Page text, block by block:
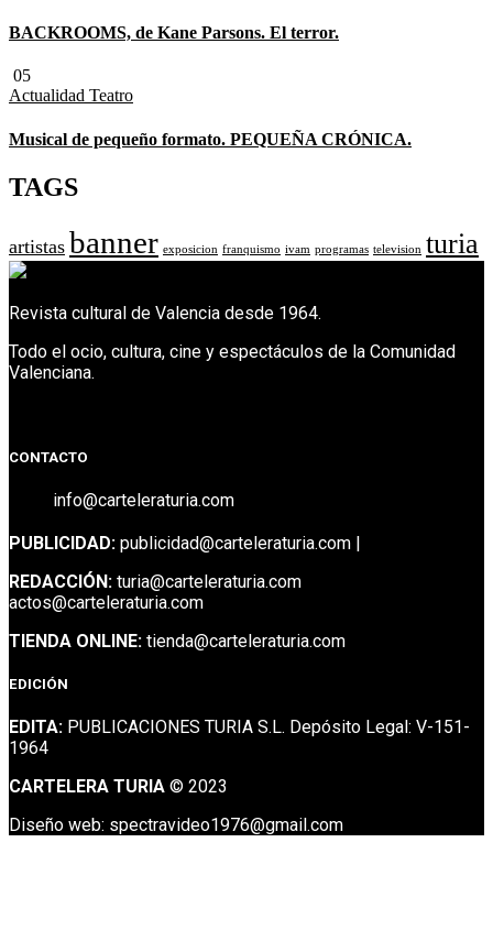
BACKROOMS, de Kane Parsons. El terror.
05
Actualidad Teatro
Musical de pequeño formato. PEQUEÑA CRÓNICA.
TAGS
artistas banner exposicion franquismo ivam programas television turia
Revista cultural de Valencia desde 1964.
Todo el ocio, cultura, cine y espectáculos de la Comunidad
Valenciana.
CONTACTO
info@carteleraturia.com
PUBLICIDAD: publicidad@carteleraturia.com |
REDACCIÓN: turia@carteleraturia.com
actos@carteleraturia.com
TIENDA ONLINE: tienda@carteleraturia.com
EDICIÓN
EDITA: PUBLICACIONES TURIA S.L. Depósito Legal: V-151-
1964
CARTELERA TURIA © 2023
Diseño web: spectravideo1976@gmail.com